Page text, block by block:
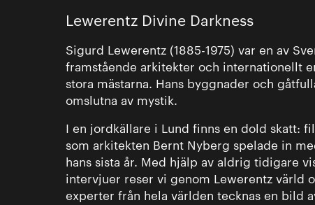
Lewerentz Divine Darkness
Sigurd Lewerentz (1885-1975) var en av
framstående arkitekter och internationellt
stora mästarna. Hans byggnader och
omslutna av mystik.
I en jordkällare i Lund finns en dold skatt:
som arkitekten Bernt Nyberg spelade in
hans sista år. Med hjälp av aldrig tidigare
intervjuer reser vi genom Lewerentz värld
experter från hela världen tecknas en bild